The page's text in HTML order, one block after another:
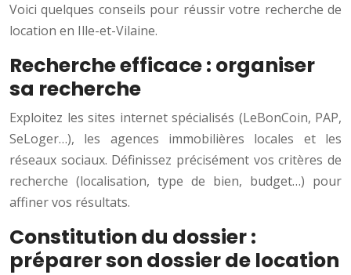
Voici quelques conseils pour réussir votre recherche de
location en Ille-et-Vilaine.
Recherche efficace : organiser
sa recherche
Exploitez les sites internet spécialisés (LeBonCoin, PAP,
SeLoger…), les agences immobilières locales et les
réseaux sociaux. Définissez précisément vos critères de
recherche (localisation, type de bien, budget…) pour
affiner vos résultats.
Constitution du dossier :
préparer son dossier de location